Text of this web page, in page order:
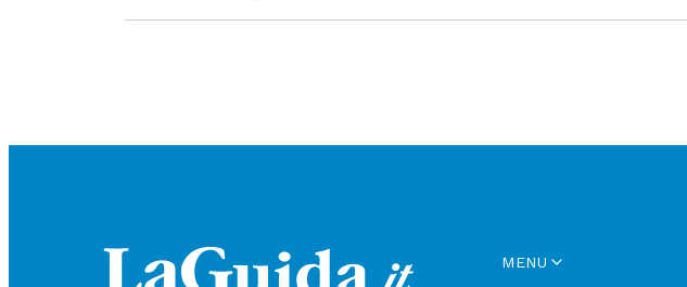
MENU